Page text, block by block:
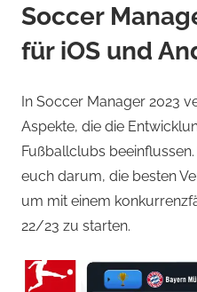
Soccer
für iOS und
In Soccer Manager 2023
Aspekte, die die
Fußballclubs
euch darum, die besten
um mit einem
22/23 zu starten.